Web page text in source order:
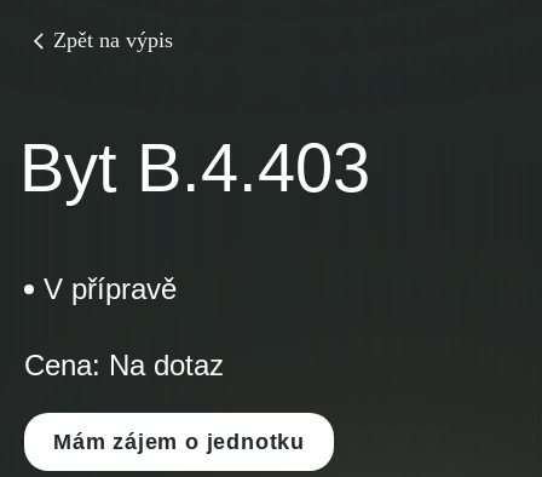
Kontakt
Zpět na výpis
Byt B.4.403
V přípravě
Cena: Na dotaz
Mám zájem o jednotku